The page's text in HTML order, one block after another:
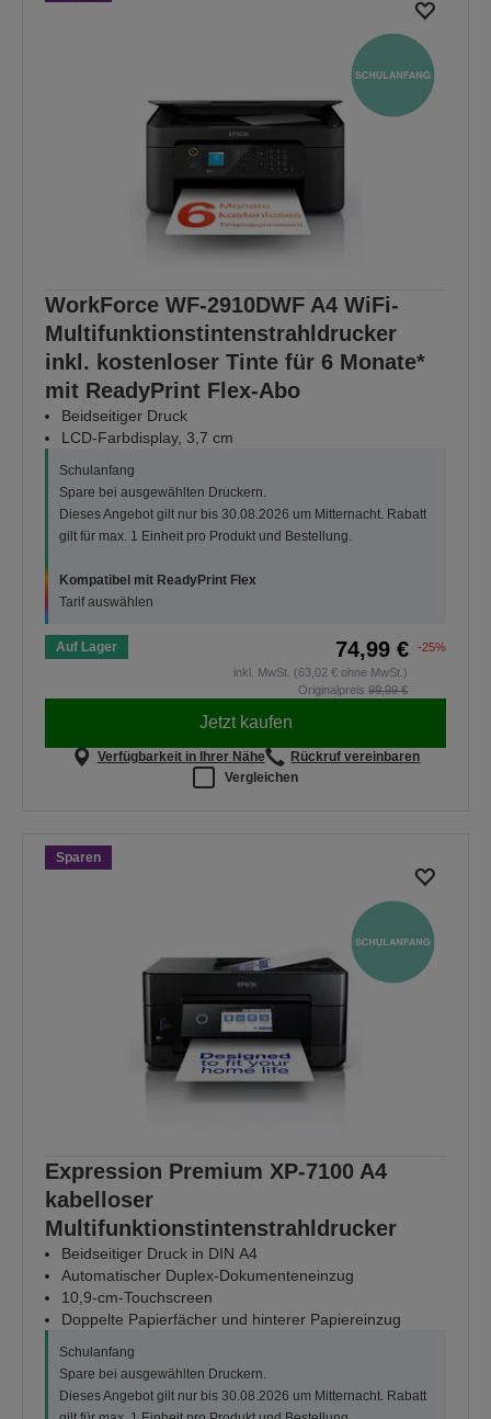
WorkForce WF-2910DWF A4 WiFi-
Multifunktionstintenstrahldrucker
inkl. kostenloser Tinte für 6 Monate*
mit ReadyPrint Flex-Abo
Beidseitiger Druck
LCD-Farbdisplay, 3,7 cm
Schulanfang
Spare bei ausgewählten Druckern.
Dieses Angebot gilt nur bis 30.08.2026 um Mitternacht. Rabatt
gilt für max. 1 Einheit pro Produkt und Bestellung.
Kompatibel mit ReadyPrint Flex
Tarif auswählen
Auf Lager 74,99 €
-25%
inkl. MwSt. (63,02 € ohne MwSt.)
Originalpreis 99,99 €
Jetzt kaufen
Verfügbarkeit in Ihrer Nähe
Rückruf vereinbaren
Vergleichen
Sparen
Expression Premium XP-7100 A4
kabelloser
Multifunktionstintenstrahldrucker
Beidseitiger Druck in DIN A4
Automatischer Duplex-Dokumenteneinzug
10,9-cm-Touchscreen
Doppelte Papierfächer und hinterer Papiereinzug
Schulanfang
Spare bei ausgewählten Druckern.
Dieses Angebot gilt nur bis 30.08.2026 um Mitternacht. Rabatt